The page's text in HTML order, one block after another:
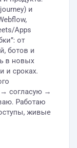
и
Apps
от
ботов и
в новых
и сроках.
согласую →
Работаю
живые